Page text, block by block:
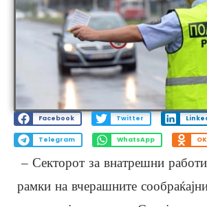
Facebook Twitter
Telegram WhatsApp OK
– Секторот за внатрешни
рамки на вчерашните